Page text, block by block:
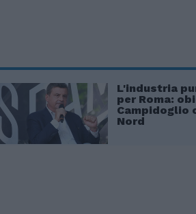
L'industria
per Roma:
Campidoglio
Nord